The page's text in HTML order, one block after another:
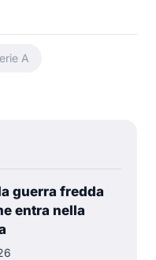
A
guerra fredda
entra nella